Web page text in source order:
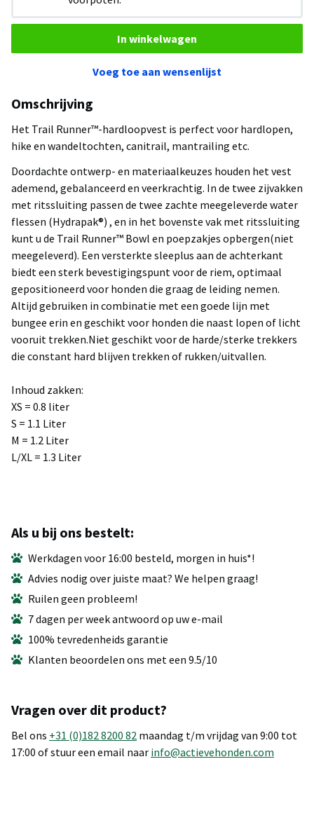
In winkelwagen
Voeg toe aan wensenlijst
Omschrijving
Het Trail Runner™-hardloopvest is perfect voor hardlopen,
hike en wandeltochten, canitrail, mantrailing etc.
Doordachte ontwerp- en materiaalkeuzes houden het vest
ademend, gebalanceerd en veerkrachtig. In de twee zijvakken
met ritssluiting passen de twee zachte meegeleverde water
flessen (Hydrapak®) , en in het bovenste vak met ritssluiting
kunt u de Trail Runner™ Bowl en poepzakjes opbergen(niet
meegeleverd). Een versterkte sleeplus aan de achterkant
biedt een sterk bevestigingspunt voor de riem, optimaal
gepositioneerd voor honden die graag de leiding nemen.
Altijd gebruiken in combinatie met een goede lijn met
bungee erin en geschikt voor honden die naast lopen of licht
vooruit trekken.Niet geschikt voor de harde/sterke trekkers
die constant hard blijven trekken of rukken/uitvallen.
Inhoud zakken:
XS = 0.8 liter
S = 1.1 Liter
M = 1.2 Liter
L/XL = 1.3 Liter
Als u bij ons bestelt:
Werkdagen voor 16:00 besteld, morgen in huis*!
Advies nodig over juiste maat? We helpen graag!
Ruilen geen probleem!
7 dagen per week antwoord op uw e-mail
100% tevredenheids garantie
Klanten beoordelen ons met een 9.5/10
Vragen over dit product?
Bel ons +31 (0)182 8200 82 maandag t/m vrijdag van 9:00 tot
17:00 of stuur een email naar info@actievehonden.com